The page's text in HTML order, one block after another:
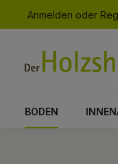
Zur
Anmelden oder
BODEN